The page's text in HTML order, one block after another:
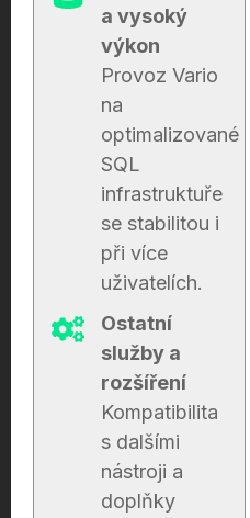
a vysoký
výkon
Provoz Vario
na
optimalizované
SQL
infrastruktuře
se stabilitou i
při více
uživatelích.
Ostatní
služby a
rozšíření
Kompatibilita
s dalšími
nástroji a
doplňky